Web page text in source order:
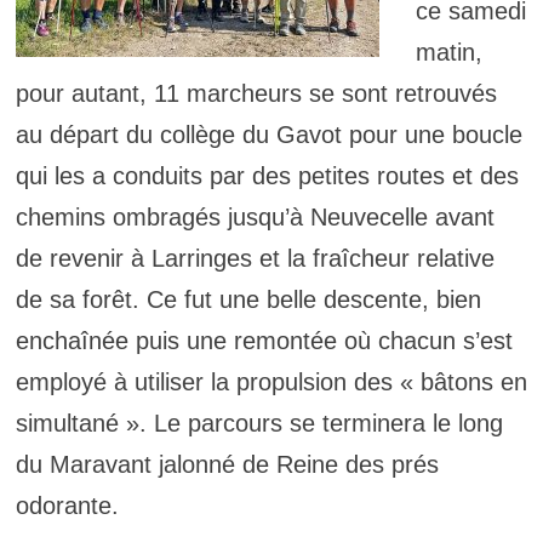
ce samedi
matin,
pour autant, 11 marcheurs se sont retrouvés
au départ du collège du Gavot pour une boucle
qui les a conduits par des petites routes et des
chemins ombragés jusqu’à Neuvecelle avant
de revenir à Larringes et la fraîcheur relative
de sa forêt. Ce fut une belle descente, bien
enchaînée puis une remontée où chacun s’est
employé à utiliser la propulsion des « bâtons en
simultané ». Le parcours se terminera le long
du Maravant jalonné de Reine des prés
odorante.